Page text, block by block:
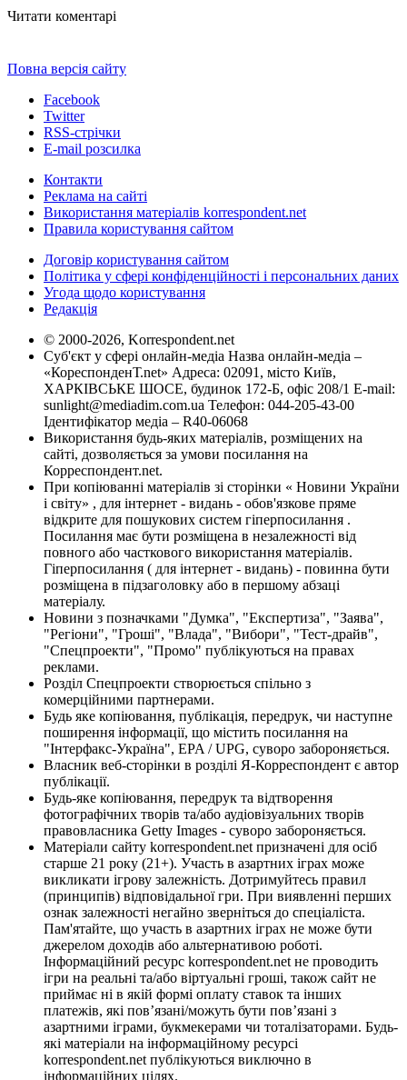
Читати коментарі
Повна версія сайту
Facebook
Twitter
RSS-стрічки
E-mail розсилка
Контакти
Реклама на сайті
Використання матеріалів korrespondent.net
Правила користування сайтом
Договір користування сайтом
Політика у сфері конфіденційності і персональних даних
Угода щодо користування
Редакція
© 2000-2026, Korrespondent.net
Суб'єкт у сфері онлайн-медіа Назва онлайн-медіа –
«КореспонденТ.net» Адреса: 02091, місто Київ,
ХАРКІВСЬКЕ ШОСЕ, будинок 172-Б, офіс 208/1 E-mail:
sunlight@mediadim.com.ua Телефон: 044-205-43-00
Ідентифікатор медіа – R40-06068
Використання будь-яких матеріалів, розміщених на
сайті, дозволяється за умови посилання на
Корреспондент.net.
При копіюванні матеріалів зі сторінки « Новини України
і світу» , для інтернет - видань - обов'язкове пряме
відкрите для пошукових систем гіперпосилання .
Посилання має бути розміщена в незалежності від
повного або часткового використання матеріалів.
Гіперпосилання ( для інтернет - видань) - повинна бути
розміщена в підзаголовку або в першому абзаці
матеріалу.
Новини з позначками "Думка", "Експертиза", "Заява",
"Регіони", "Гроші", "Влада", "Вибори", "Тест-драйв",
"Спецпроекти", "Промо" публікуються на правах
реклами.
Розділ Спецпроекти створюється спільно з
комерційними партнерами.
Будь яке копіювання, публікація, передрук, чи наступне
поширення інформації, що містить посилання на
"Інтерфакс-Україна", EPA / UPG, суворо забороняється.
Власник веб-сторінки в розділі Я-Корреспондент є автор
публікації.
Будь-яке копіювання, передрук та відтворення
фотографічних творів та/або аудіовізуальних творів
правовласника Getty Images - суворо забороняється.
Матеріали сайту korrespondent.net призначені для осіб
старше 21 року (21+). Участь в азартних іграх може
викликати ігрову залежність. Дотримуйтесь правил
(принципів) відповідальної гри. При виявленні перших
ознак залежності негайно зверніться до спеціаліста.
Пам'ятайте, що участь в азартних іграх не може бути
джерелом доходів або альтернативою роботі.
Інформаційний ресурс korrespondent.net не проводить
ігри на реальні та/або віртуальні гроші, також сайт не
приймає ні в якій формі оплату ставок та інших
платежів, які пов’язані/можуть бути пов’язані з
азартними іграми, букмекерами чи тоталізаторами. Будь-
які матеріали на інформаційному ресурсі
korrespondent.net публікуються виключно в
інформаційних цілях.